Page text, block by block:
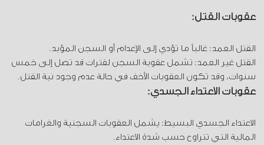
عقوبات القتل:
القتل العمد: غالباً ما تؤدي إلى الإعدام أو السجن المؤبد.
القتل غير العمد: تشمل عقوبة السجن لفترات قد تصل إلى خمس
سنوات، وقد تكون العقوبات الأخف في حالة عدم وجود نية القتل.
عقوبات الاعتداء الجسدي:
الاعتداء الجسدي البسيط: يشمل العقوبات السجنية والغرامات
المالية التي تتراوح حسب شدة الاعتداء.